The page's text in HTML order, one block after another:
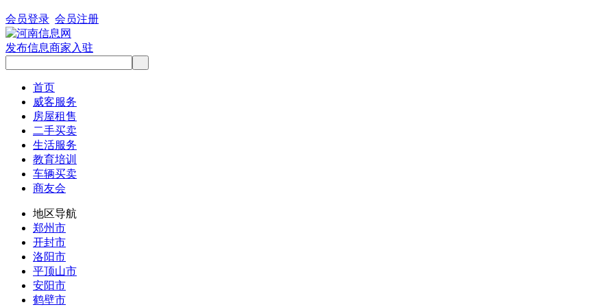
会员登录 会员注册
发布信息商家入驻
首页
威客服务
房屋租售
二手买卖
生活服务
教育培训
车辆买卖
商友会
地区导航
郑州市
开封市
洛阳市
平顶山市
安阳市
鹤壁市